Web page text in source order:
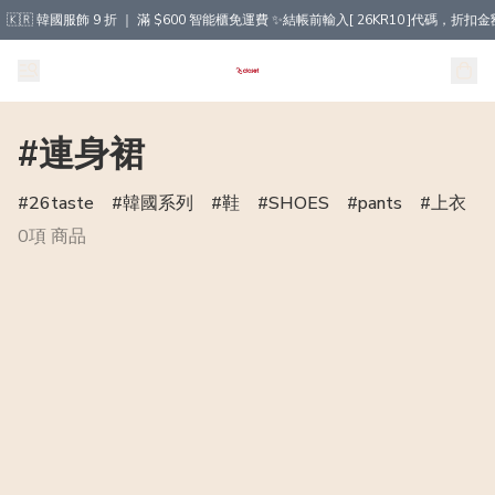
🇰🇷 韓國服飾 9 折 ｜ 滿 $600 智能櫃免運費 ✨結帳前輸入[ 26KR10 ]代碼，折扣金
#連身裙
26taste 韓國系列 鞋 SHOES pants
上衣
0項 商品